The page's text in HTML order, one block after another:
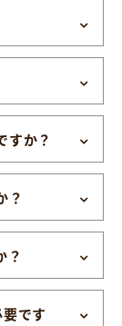
すか？
？
？
です